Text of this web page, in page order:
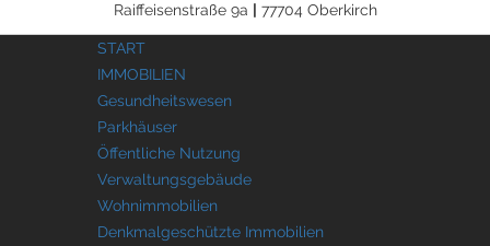
Raiffeisenstraße 9a | 77704 Oberkirch
START
IMMOBILIEN
Gesundheitswesen
Parkhäuser
Öffentliche Nutzung
Verwaltungsgebäude
Wohnimmobilien
Denkmalgeschützte Immobilien